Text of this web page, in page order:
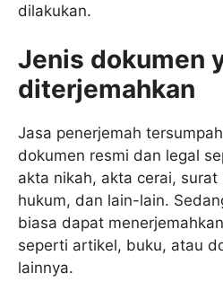
dilakukan.
Jenis dokumen
diterjemahkan
Jasa penerjemah
dokumen resmi dan legal
akta nikah, akta cerai,
hukum, dan lain-lain.
biasa dapat
seperti artikel, buku, atau
lainnya.